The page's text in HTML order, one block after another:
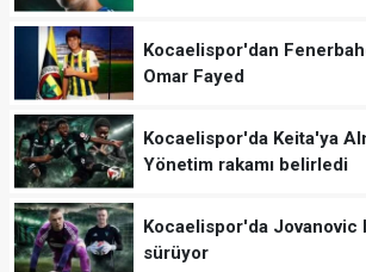
Kocaelispor'dan
Omar Fayed
Kocaelispor'da Keita'ya
Yönetim rakamı belirledi
Kocaelispor'da
sürüyor